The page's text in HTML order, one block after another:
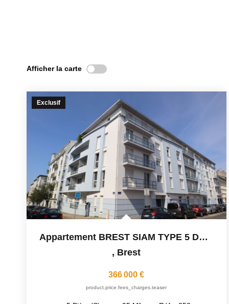
Afficher la carte
Exclusif
Appartement BREST SIAM TYPE 5 DE 95 M²
, Brest
366 000 €
product.price.fees_charges.teaser